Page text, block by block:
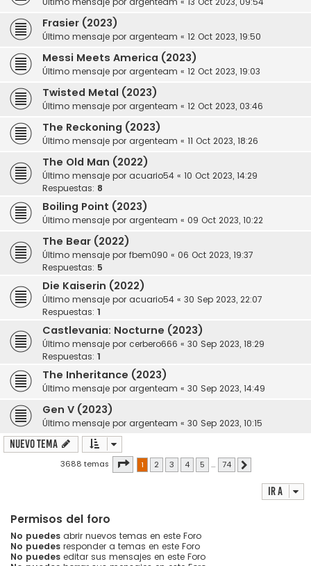
Frasier (2023)
Último mensaje por argenteam « 12 Oct 2023, 19:50
Messi Meets America (2023)
Último mensaje por argenteam « 12 Oct 2023, 19:03
Twisted Metal (2023)
Último mensaje por argenteam « 12 Oct 2023, 03:46
The Reckoning (2023)
Último mensaje por argenteam « 11 Oct 2023, 18:26
The Old Man (2022)
Último mensaje por acuario54 « 10 Oct 2023, 14:29
Respuestas: 8
Boiling Point (2023)
Último mensaje por argenteam « 09 Oct 2023, 10:22
The Bear (2022)
Último mensaje por fbem090 « 06 Oct 2023, 19:37
Respuestas: 5
Die Kaiserin (2022)
Último mensaje por acuario54 « 30 Sep 2023, 22:07
Respuestas: 1
Castlevania: Nocturne (2023)
Último mensaje por cerbero666 « 30 Sep 2023, 18:29
Respuestas: 1
The Inheritance (2023)
Último mensaje por argenteam « 30 Sep 2023, 14:49
Gen V (2023)
Último mensaje por argenteam « 30 Sep 2023, 10:15
Nuevo Tema
3688 temas Página de 74
1 2 3 4 5 … 74
Ir a
Permisos del foro
No puedes abrir nuevos temas en este Foro
No puedes responder a temas en este Foro
No puedes editar sus mensajes en este Foro